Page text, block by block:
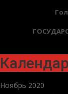
Ноябрь 2020